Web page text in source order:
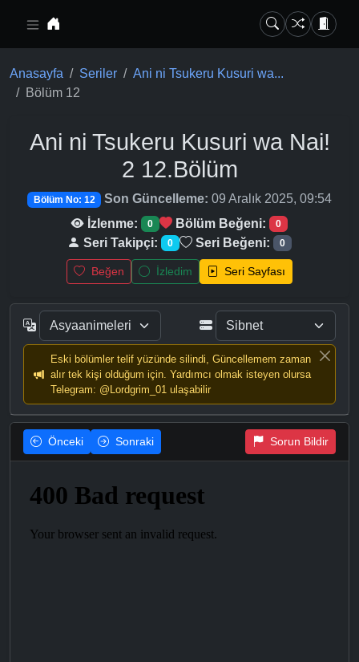
Anasayfa Seriler
Ani ni Tsukeru Kusuri wa...
Bölüm 12
Ani ni Tsukeru Kusuri wa Nai!
2 12.Bölüm
Bölüm No: 12 Son Güncelleme: 09 Aralık 2025, 09:54
İzlenme:
0 Bölüm Beğeni: 0
Seri Takipçi: 0 Seri Beğeni: 0
Beğen İzledim Seri Sayfası
Eski bölümler telif yüzünde silindi, Güncellemem zaman
alır tek kişi olduğum için. Yardımcı olmak isteyen olursa
Telegram: @Lordgrim_01 ulaşabilir
Önceki Sonraki Sorun Bildir